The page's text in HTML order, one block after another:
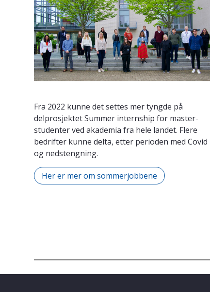
Fra 2022 kunne det settes mer tyngde på
delprosjektet Summer internship for master-
studenter ved akademia fra hele landet. Flere
bedrifter kunne delta, etter perioden med Covid
og nedstengning.
Her er mer om sommerjobbene